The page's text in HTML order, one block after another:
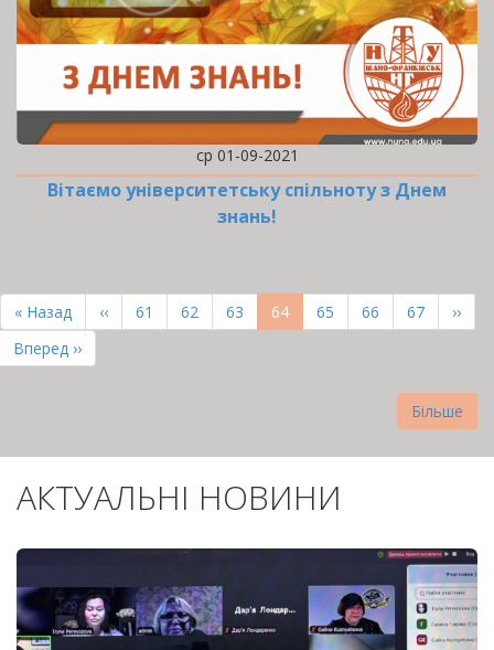
ср 01-09-2021
Вітаємо університетську спільноту з Днем
знань!
НА
СТОРІНКИ
Перша
сторінка
« Назад
Попередня
сторінка
‹‹ Page
61 Page
62 Page
63
Поточна
сторінка
64 Page
65 Page
66 Page
67
››
Остання
сторінка
Вперед ››
Більше
АКТУАЛЬНІ НОВИНИ